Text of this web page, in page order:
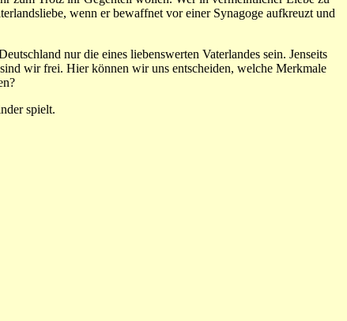
wenn er bewaffnet vor einer Synagoge aufkreuzt und
nur die eines liebenswerten Vaterlandes sein. Jenseits
wir frei. Hier können wir uns entscheiden, welche Merkmale
spielt.